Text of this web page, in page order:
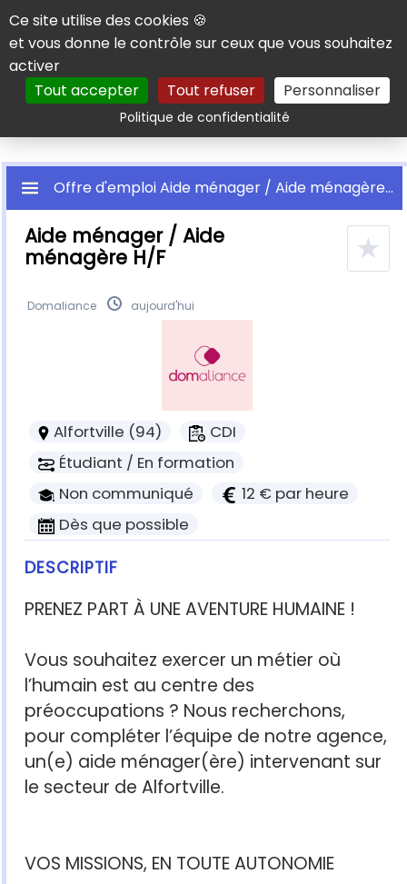
Panneau de gestion des cookies
Ce site utilise des cookies 🍪
et vous donne le contrôle sur ceux que vous souhaitez
activer
Tout accepter
Tout refuser Personnaliser
Politique de confidentialitéRechercher
Offre d'emploi Aide ménager / Aide ménagère H/F
Aide ménager / Aide
ménagère H/F
★
Domaliance aujourd'hui
DESCRIPTIF
PRENEZ PART À UNE AVENTURE HUMAINE !
Vous souhaitez exercer un métier où
l’humain est au centre des
préoccupations ? Nous recherchons,
pour compléter l’équipe de notre agence,
un(e) aide ménager(ère) intervenant sur
le secteur de Alfortville.
VOS MISSIONS, EN TOUTE AUTONOMIE
Alfortville (94)
CDI
Étudiant / En formation
Non communiqué
12 € par heure
Dès que possible